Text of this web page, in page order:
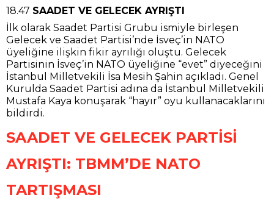
18.47 SAADET VE GELECEK AYRIŞTI
İlk olarak Saadet Partisi Grubu ismiyle birleşen
Gelecek ve Saadet Partisi’nde İsveç’in NATO
üyeliğine ilişkin fikir ayrılığı oluştu. Gelecek
Partisinin İsveç’in NATO üyeliğine “evet” diyeceğini
İstanbul Milletvekili İsa Mesih Şahin açıkladı. Genel
Kurulda Saadet Partisi adına da İstanbul Milletvekili
Mustafa Kaya konuşarak “hayır” oyu kullanacaklarını
bildirdi.
SAADET VE GELECEK PARTİSİ
AYRIŞTI: TBMM’DE NATO
TARTIŞMASI